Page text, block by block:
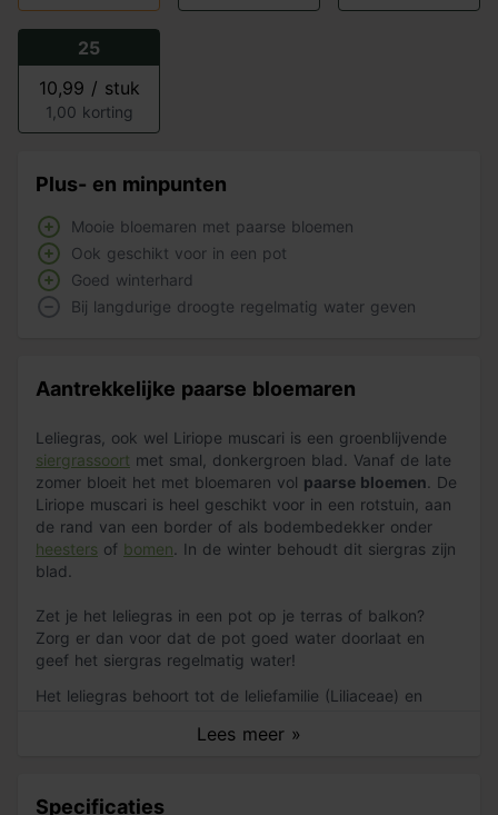
25
10,99 / stuk
1,00 korting
Plus- en minpunten
Mooie bloemaren met paarse bloemen
Ook geschikt voor in een pot
Goed winterhard
Bij langdurige droogte regelmatig water geven
Aantrekkelijke paarse bloemaren
Leliegras, ook wel Liriope muscari is een groenblijvende
siergrassoort met smal, donkergroen blad. Vanaf de late
zomer bloeit het met bloemaren vol paarse bloemen . De
Liriope muscari is heel geschikt voor in een rotstuin, aan
de rand van een border of als bodembedekker onder
heesters of bomen . In de winter behoudt dit siergras zijn
blad.
Zet je het leliegras in een pot op je terras of balkon?
Zorg er dan voor dat de pot goed water doorlaat en
geef het siergras regelmatig water!
Lees meer »
Het leliegras behoort tot de leliefamilie (Liliaceae) en
fijn, donkergroen blad. Het blad wordt ongeveer 30 cm
een kruipende plant die zich met wortelstokken
Specificaties